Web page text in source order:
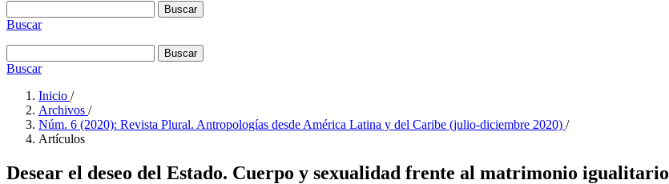
Buscar
Buscar
Buscar
Buscar
Inicio /
Archivos /
Núm. 6 (2020): Revista Plural. Antropologías desde América Latina y del Caribe (julio-diciembre 2020) /
Artículos
Desear el deseo del Estado. Cuerpo y sexualidad frente al matrimonio igualitario